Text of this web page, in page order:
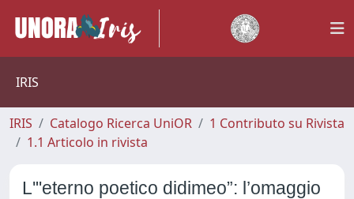
IRIS
IRIS Catalogo Ricerca UniOR
1 Contributo su Rivista
1.1 Articolo in rivista
L'"eterno poetico didimeo”: l’omaggio